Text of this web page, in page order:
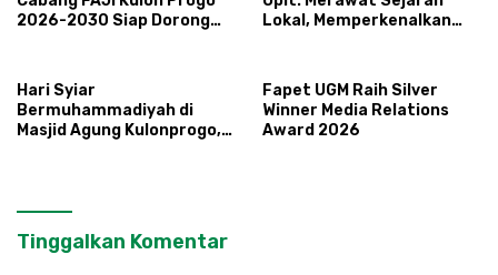
2026-2030 Siap Dorong
Lokal, Memperkenalkan
Klaten
Hari Syiar
Bermuhammadiyah di
Masjid Agung Kulonprogo,
Fapet UGM Raih Silver
Winner Media Relations
Award 2026
Tinggalkan Komentar